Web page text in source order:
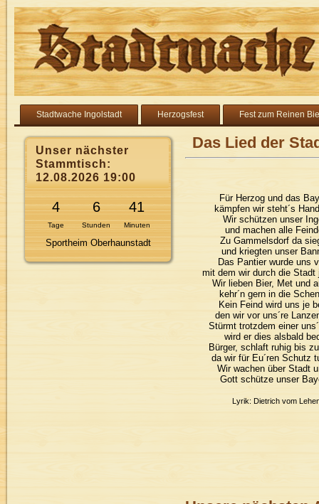
Stadtwache Ingolstadt Herzogsfest Fest zum Reinen
Unser nächster
Stammtisch:
12.08.2026 19:00
4
Tage
6
Stunden
41
Minuten
Sportheim Oberhaunstadt
Das Lied der
Für Herzog und das
kämpfen wir steht´s
Wir schützen unser
und machen alle
Zu Gammelsdorf da
und kriegten unser
Das Pantier wurde uns
mit dem wir durch die Stadt
Wir lieben Bier, Met und
kehr´n gern in die
Kein Feind wird uns je
den wir vor uns´re
Stürmt trotzdem einer
wird er dies alsbald
Bürger, schlaft ruhig bis
da wir für Eu´ren Schutz
Wir wachen über Stadt
Gott schütze unser
Lyrik: Dietrich vom